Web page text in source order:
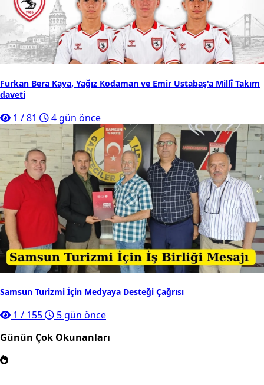
Furkan Bera Kaya, Yağız Kodaman ve Emir Ustabaş'a Millî Takım
daveti
1 /81 4 gün önce
Samsun Turizmi İçin Medyaya Desteği Çağrısı
1 / 155
5 gün önce
Günün Çok Okunanları